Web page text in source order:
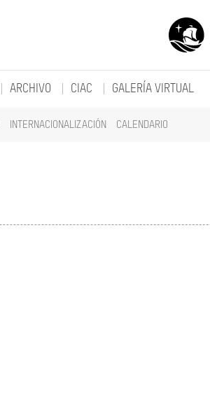
INTERNACIONALIZACIÓN CALENDARIO
ARCHIVO CIAC GALERÍA VIRTUAL